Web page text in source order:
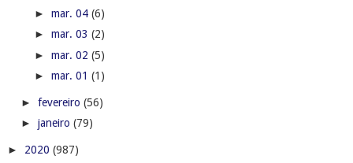
► mar. 04 (6)
► mar. 03 (2)
► mar. 02 (5)
► mar. 01 (1)
► fevereiro (56)
► janeiro (79)
► 2020 (987)